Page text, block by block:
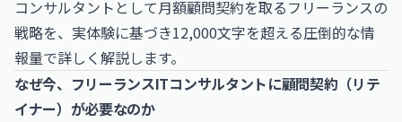
コンサルタントとして月額顧問契約を取るフリーランスの
戦略を、実体験に基づき12,000文字を超える圧倒的な情
報量で詳しく解説します。
なぜ今、フリーランスITコンサルタントに顧問契約（リテ
イナー）が必要なのか